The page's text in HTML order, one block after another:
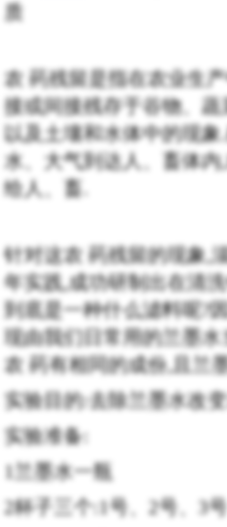
质
农 药残留是指在农业生
接或间接残存于谷物、
以及土壤和水体中的现
水、大气到达人、畜体
给人、畜.
针对这农 药残留的现象,
年实践,成功研制出在清
到底是一种什么滤料呢?
现由我们日常用的兰墨
农 药有相同的成份,且兰
实验目的:去除兰墨水改
实验准备:
1兰墨水一瓶
2杯子三个:1号、2号、3